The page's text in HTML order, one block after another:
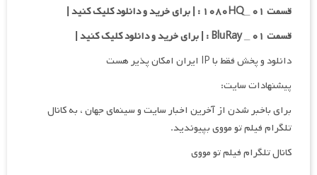
قسمت ۰۱ _۱۰۸۰HQ : | برای خرید و دانلود کلیک کنید |
قسمت ۰۱ _ BluRay : | برای خرید و دانلود کلیک کنید |
دانلود و پخش فقط با IP ایران امکان پذیر هست
پیشنهادات سایت:
برای باخبر شدن از آخرین اخبار سایت و سینمای جهان ، به کانال
تلگرام فیلم تو مووی بپیوندید.
کانال تلگرام فیلم تو مووی